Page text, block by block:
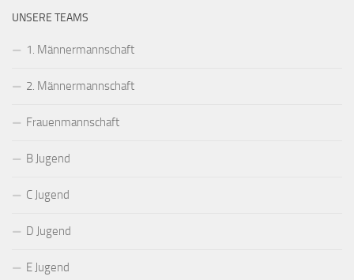
UNSERE TEAMS
1. Männermannschaft
2. Männermannschaft
Frauenmannschaft
B Jugend
C Jugend
D Jugend
E Jugend